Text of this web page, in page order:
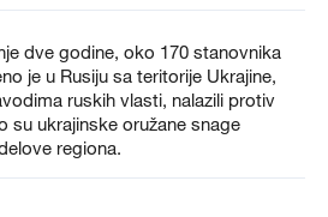
dve godine, oko 170 stanovnika
je u Rusiju sa teritorije Ukrajine,
ruskih vlasti, nalazili protiv
su ukrajinske oružane snage
regiona.